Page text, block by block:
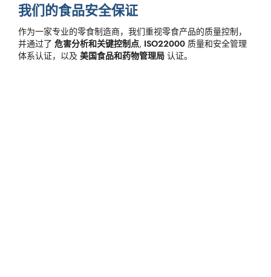
我们的食品安全保证
作为一家专业的零食制造商，我们重视零食产品的质量控制，
并通过了 危害分析和关键控制点, ISO22000 质量和安全管理
体系认证，以及 美国食品和药物管理局 认证。